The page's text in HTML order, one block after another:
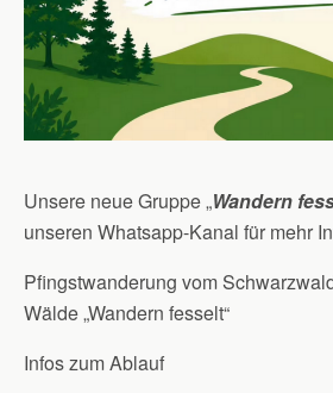
Unsere neue Gruppe „Wandern
unseren Whatsapp-Kanal für mehr
Pfingstwanderung vom
Wälde „Wandern fesselt“
Infos zum Ablauf